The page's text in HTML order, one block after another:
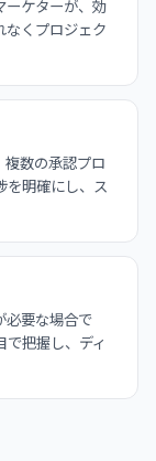
ーケターが、効
なくプロジェク
複数の承認プロ
を明確にし、ス
必要な場合で
把握し、ディ